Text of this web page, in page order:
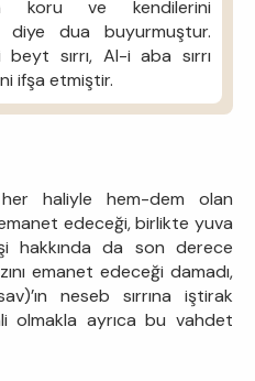
koru ve kendilerini
diye dua buyurmuştur.
sırrı, Al-i aba sırrı
ifşa etmiştir.
her haliyle hem-dem olan
edeceği, birlikte yuva
hakkında da son derece
emanet edeceği damadı,
neseb sırrına iştirak
olmakla ayrıca bu vahdet